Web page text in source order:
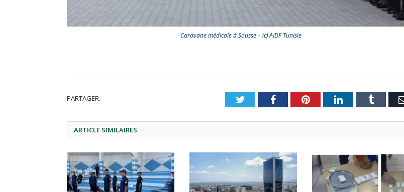
Caravane médicale à Sousse – (c) AIDF Tunisie
PARTAGER. TwitterFacebookPinterestLinkedInTumblr
ARTICLE SIMILAIRES